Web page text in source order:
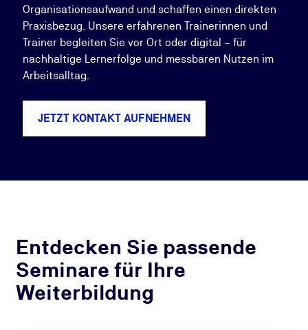
Organisationsaufwand und schaffen einen direkten
Praxisbezug. Unsere erfahrenen Trainerinnen und
Trainer begleiten Sie vor Ort oder digital – für
nachhaltige Lernerfolge und messbaren Nutzen im
Arbeitsalltag.
JETZT KONTAKT AUFNEHMEN
Entdecken Sie passende
Seminare für Ihre
Weiterbildung